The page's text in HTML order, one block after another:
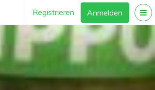
Registrieren Anmelden